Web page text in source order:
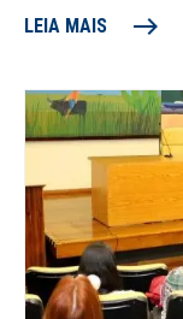
LEIA MAIS east